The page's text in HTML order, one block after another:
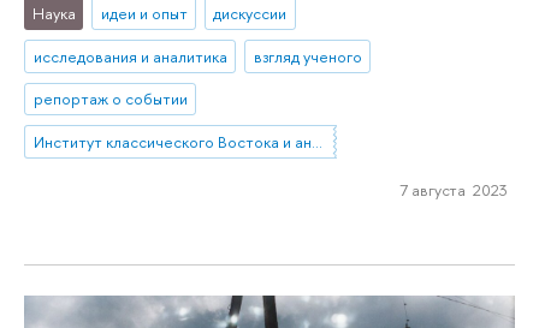
Наука идеи и опыт
дискуссии
исследования и аналитика
взгляд ученого
репортаж о событии
Институт классического Востока и античности
7 августа 2023